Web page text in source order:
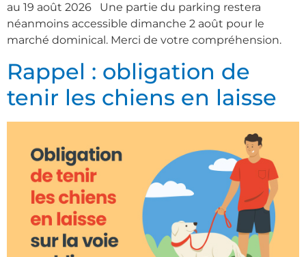
au 19 août 2026 Une partie du parking restera
néanmoins accessible dimanche 2 août pour le
marché dominical. Merci de votre compréhension.
Rappel : obligation de
tenir les chiens en laisse